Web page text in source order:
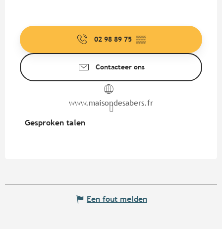
02 98 89 75 ▒▒
Contacteer ons
www.maisondesabers.fr
Gesproken talen
Gesproken talen
Een fout melden